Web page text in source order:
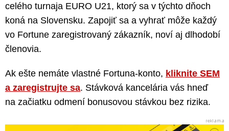
celého turnaja EURO U21, ktorý sa v týchto dňoch
koná na Slovensku. Zapojiť sa a vyhrať môže každý
vo Fortune zaregistrovaný zákazník, noví aj dlhodobí
členovia.
Ak ešte nemáte vlastné Fortuna-konto, kliknite SEM
a zaregistrujte sa. Stávková kancelária vás hneď
na začiatku odmení bonusovou stávkou bez rizika.